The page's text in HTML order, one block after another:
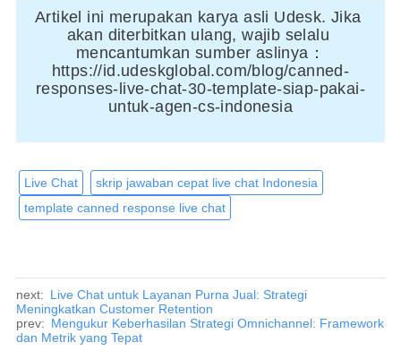
Artikel ini merupakan karya asli Udesk. Jika
akan diterbitkan ulang, wajib selalu
mencantumkan sumber aslinya：
https://id.udeskglobal.com/blog/canned-
responses-live-chat-30-template-siap-pakai-
untuk-agen-cs-indonesia
Live Chat
skrip jawaban cepat live chat Indonesia
template canned response live chat
next: Live Chat untuk Layanan Purna Jual: Strategi
Meningkatkan Customer Retention
prev: Mengukur Keberhasilan Strategi Omnichannel: Framework
dan Metrik yang Tepat